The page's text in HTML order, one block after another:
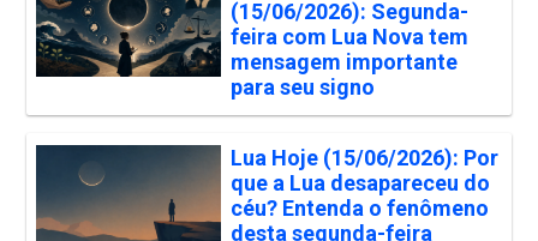
(15/06/2026): Segunda-
feira com Lua Nova tem
mensagem importante
para seu signo
Lua Hoje (15/06/2026): Por
que a Lua desapareceu do
céu? Entenda o fenômeno
desta segunda-feira